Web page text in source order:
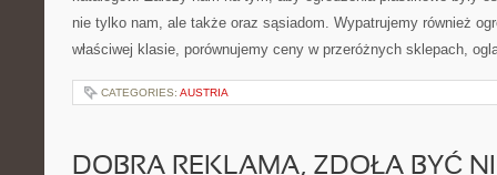
nie tylko nam, ale także oraz sąsiadom. Wypatrujemy również
właściwej klasie, porównujemy ceny w przeróżnych sklepach,
CATEGORIES: AUSTRIA
DOBRA REKLAMA, ZDOŁA BYĆ